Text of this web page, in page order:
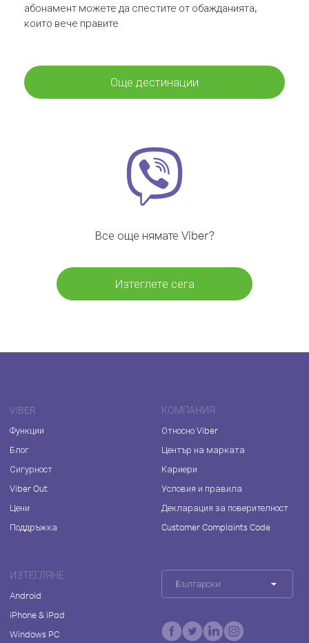
абонамент можете да спестите от обажданията,
които вече правите
Още дестинации
Все още нямате Viber?
Изтеглете сега
VIBER
Функции
Блог
Сигурност
Viber Out
Цени
Поддръжка
КОМПАНИЯ
Относно Viber
Център на марката
Кариери
Условия и правила
Декларация за поверителност
Customer Complaints Code
ИЗТЕГЛЯНЕ
Android
iPhone & iPad
Windows PC
Български